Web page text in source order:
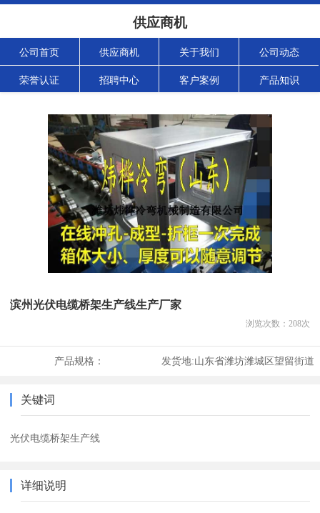
供应商机
公司首页 供应商机 关于我们 公司动态
荣誉认证 招聘中心 客户案例 产品知识
滨州光伏电缆桥架生产线生产厂家
浏览次数： 208次
产品规格： 发货地:山东省潍坊潍城区望留街道
关键词
光伏电缆桥架生产线
详细说明